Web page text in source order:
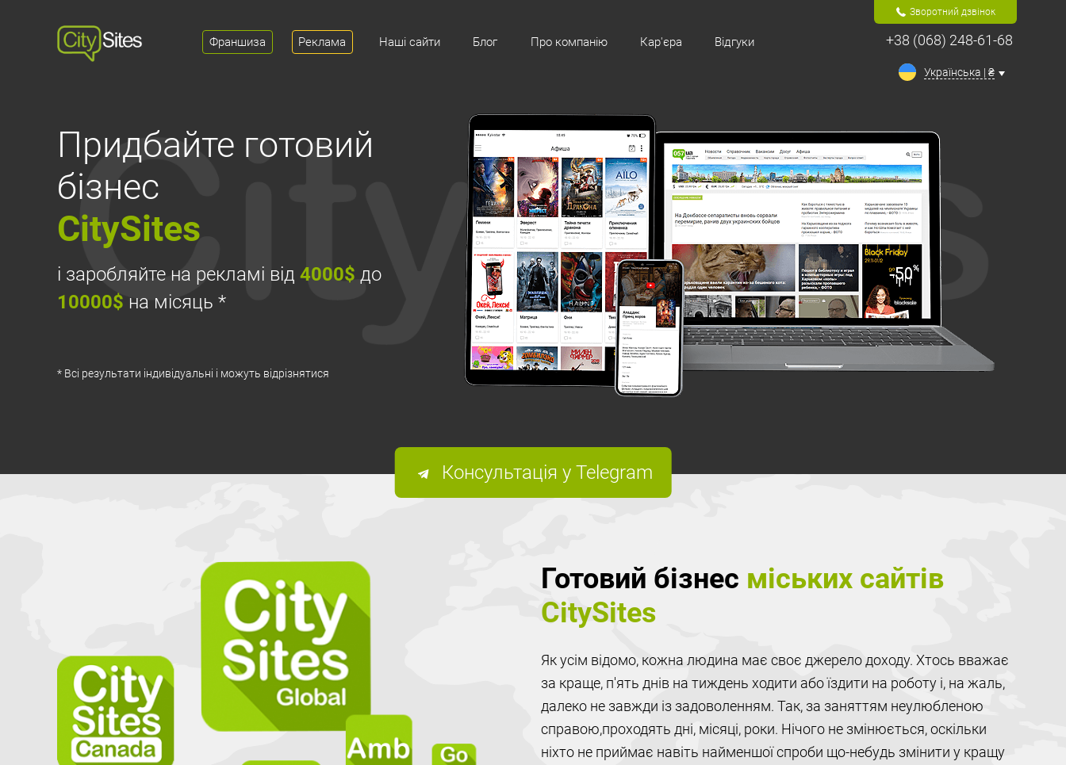
Зворотний дзвінок
+38 (068) 248-61-68
Українська | ₴
Франшиза Реклама Наші сайти Блог Про компанію Кар'єра Відгуки
Придбайте готовий
бізнес
CitySites
і заробляйте на рекламі від 4000$ до
10000$ на місяць *
* Всі результати індивідуальні і можуть відрізнятися
Консультація у Telegram
Готовий бізнес міських сайтів
CitySites
Як усім відомо, кожна людина має своє джерело доходу. Хтось вважає
за краще, п'ять днів на тиждень ходити або їздити на роботу і, на жаль,
далеко не завжди із задоволенням. Так, за заняттям неулюбленою
справою,проходять дні, місяці, роки. Нічого не змінюється, оскільки
ніхто не приймає навіть найменшої спроби що-небудь змінити у кращу